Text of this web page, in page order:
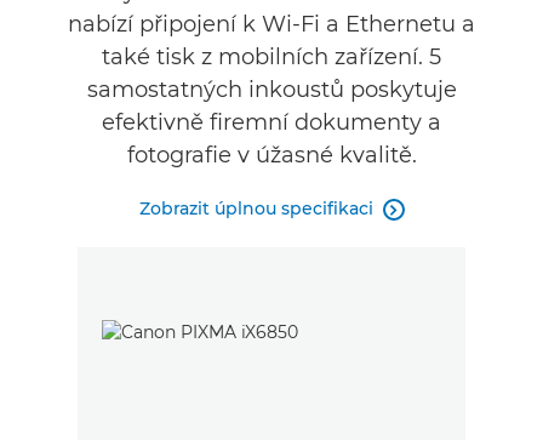
Podpora
nabízí připojení k Wi-Fi a Ethernetu a
také tisk z mobilních zařízení. 5
samostatných inkoustů poskytuje
efektivně firemní dokumenty a
fotografie v úžasné kvalitě.
Zobrazit úplnou specifikaci 